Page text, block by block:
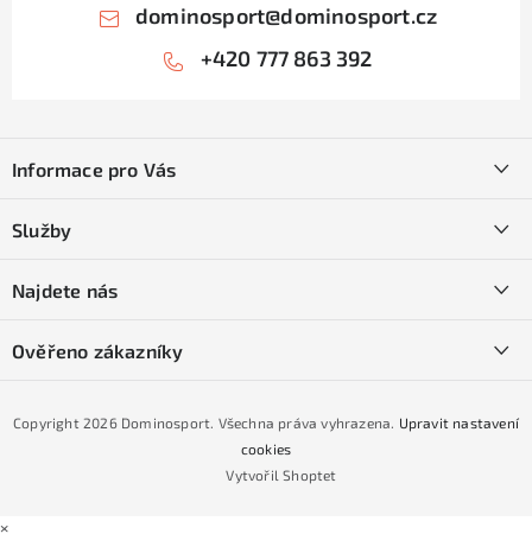
dominosport@dominosport.cz
+420 777 863 392
pInformace pro Vás
Obchodní podmínky
Podmínky GDPR
Podmínky nákupu na splátky ESSOX
Služby
Naše prodejna
Najdete nás
Ověřeno zákazníky
Vytvořil Shoptet
Copyright 2026 Dominosport. Všechna práva vyhrazena. Upravit nastavení
cookies
×